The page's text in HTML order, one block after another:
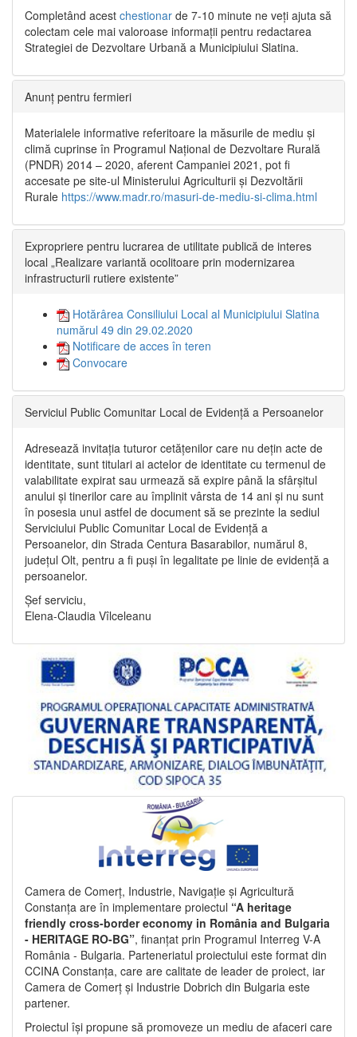
Completând acest chestionar de 7-10 minute ne veți ajuta să
colectam cele mai valoroase informații pentru redactarea
Strategiei de Dezvoltare Urbană a Municipiului Slatina.
Anunț pentru fermieri
Materialele informative referitoare la măsurile de mediu și
climă cuprinse în Programul Național de Dezvoltare Rurală
(PNDR) 2014 – 2020, aferent Campaniei 2021, pot fi
accesate pe site-ul Ministerului Agriculturii și Dezvoltării
Rurale https://www.madr.ro/masuri-de-mediu-si-clima.html
Expropriere pentru lucrarea de utilitate publică de interes
local „Realizare variantă ocolitoare prin modernizarea
infrastructurii rutiere existente”
Hotărârea Consiliului Local al Municipiului Slatina
numărul 49 din 29.02.2020
Notificare de acces în teren
Convocare
Serviciul Public Comunitar Local de Evidență a Persoanelor
Adresează invitația tuturor cetățenilor care nu dețin acte de
identitate, sunt titulari ai actelor de identitate cu termenul de
valabilitate expirat sau urmează să expire până la sfârșitul
anului și tinerilor care au împlinit vârsta de 14 ani și nu sunt
în posesia unui astfel de document să se prezinte la sediul
Serviciului Public Comunitar Local de Evidență a
Persoanelor, din Strada Centura Basarabilor, numărul 8,
județul Olt, pentru a fi puși în legalitate pe linie de evidență a
persoanelor.
Șef serviciu,
Elena-Claudia Vîlceleanu
Camera de Comerț, Industrie, Navigație și Agricultură
Constanța are în implementare proiectul “A heritage
friendly cross-border economy in România and Bulgaria
- HERITAGE RO-BG”, finanțat prin Programul Interreg V-A
România - Bulgaria. Parteneriatul proiectului este format din
CCINA Constanța, care are calitate de leader de proiect, iar
Camera de Comerț și Industrie Dobrich din Bulgaria este
partener.
Proiectul își propune să promoveze un mediu de afaceri care